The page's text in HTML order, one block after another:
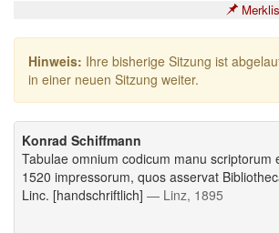
Hinweis: Ihre bisherige Sitzung ist
in einer neuen Sitzung weiter.
Konrad Schiffmann
Tabulae omnium codicum manu scriptorum
1520 impressorum, quos asservat
Linc. [handschriftlich] — Linz, 1895